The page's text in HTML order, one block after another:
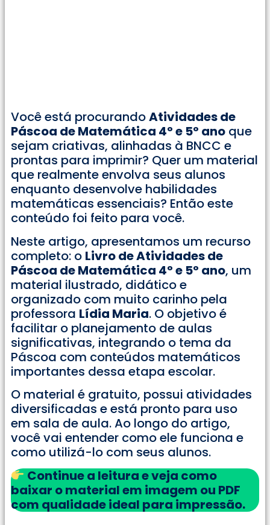
Você está procurandoAtividades de
Páscoa de Matemática 4° e 5° ano que
sejam criativas, alinhadas à BNCC e
prontas para imprimir? Quer um material
que realmente envolva seus alunos
enquanto desenvolve habilidades
matemáticas essenciais? Então este
conteúdo foi feito para você.
Neste artigo, apresentamos um recurso
completo: o Livro de Atividades de
Páscoa de Matemática 4° e 5° ano, um
material ilustrado, didático e
organizado com muito carinho pela
professora Lídia Maria. O objetivo é
facilitar o planejamento de aulas
significativas, integrando o tema da
Páscoa com conteúdos matemáticos
importantes dessa etapa escolar.
O material é gratuito, possui atividades
diversificadas e está pronto para uso
em sala de aula. Ao longo do artigo,
você vai entender como ele funciona e
como utilizá-lo com seus alunos.
Continue a leitura e veja como
baixar o material em imagem ou PDF
com qualidade ideal para impressão.